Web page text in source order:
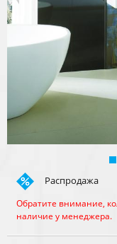
Распродажа
Обратите внимание,
наличие у менеджера.